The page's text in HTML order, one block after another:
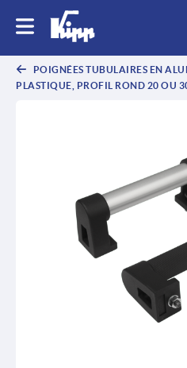
POIGNÉES TUBULAIRES EN
PLASTIQUE, PROFIL ROND 20 OU